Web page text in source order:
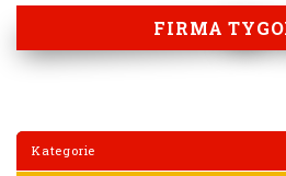
FIRMA
Kategorie